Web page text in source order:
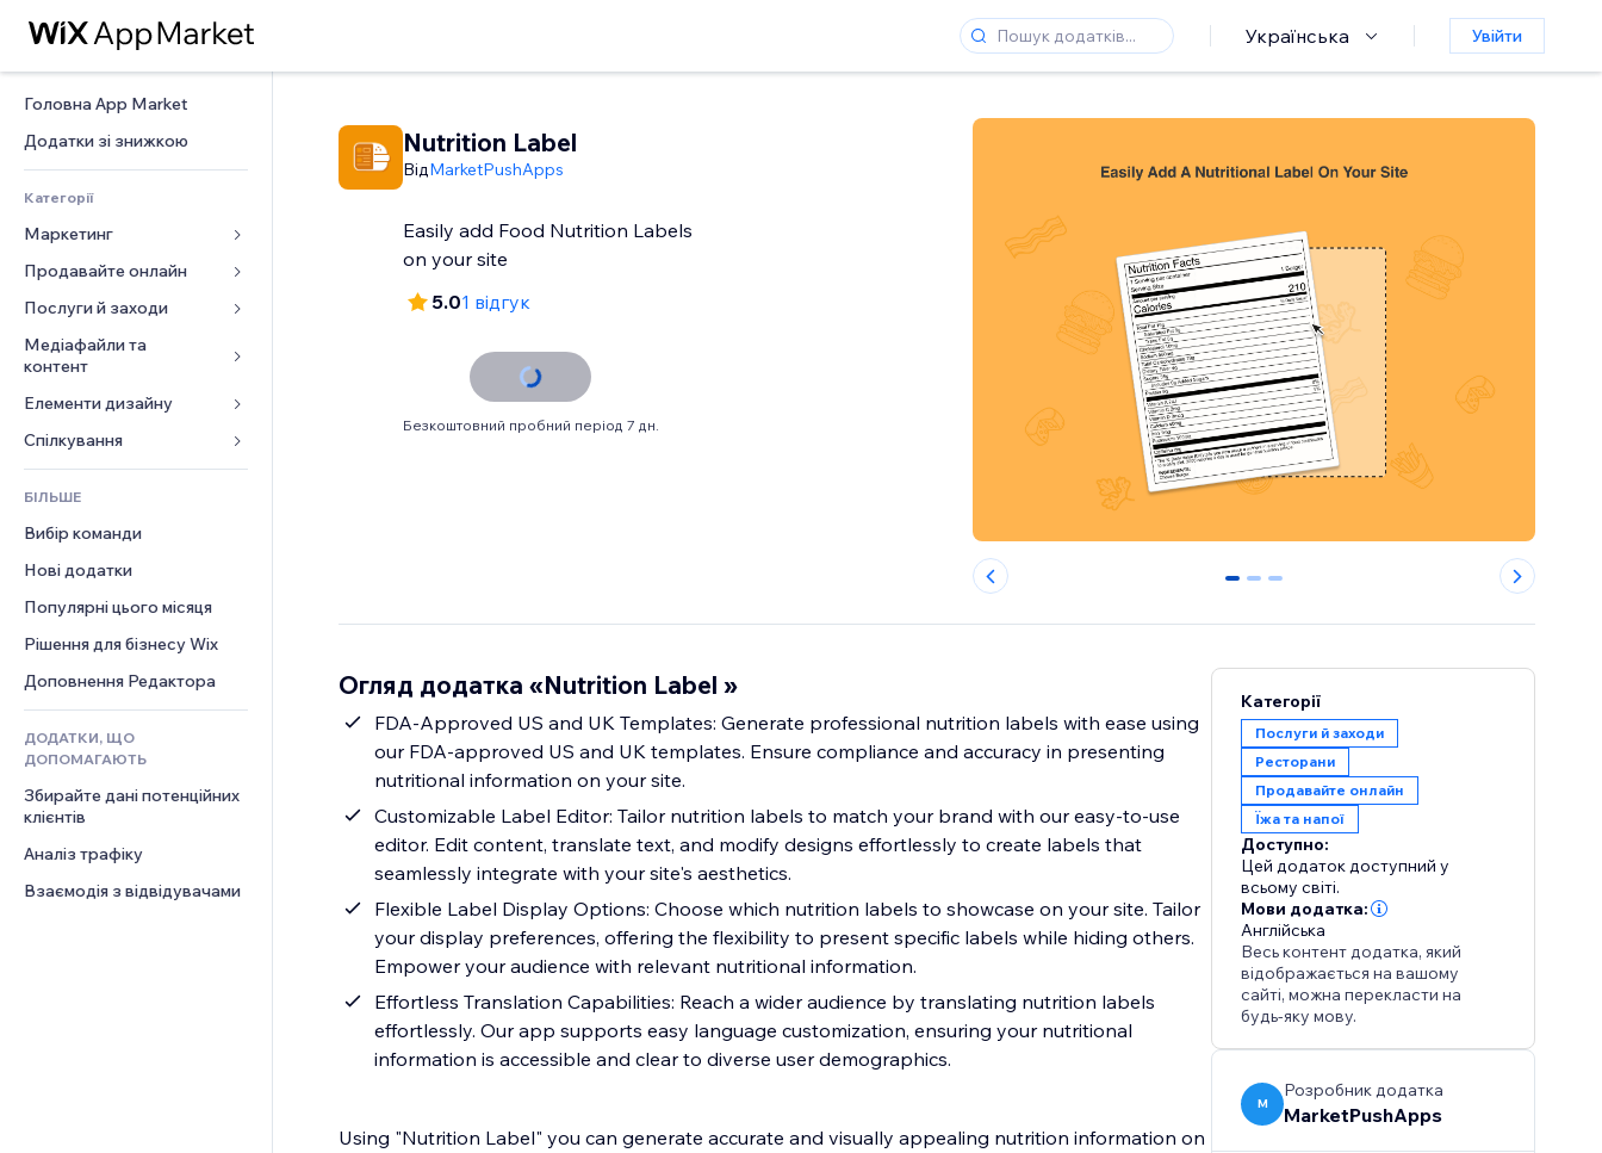
Українська Увійти
Головна App Market
Додатки зі знижкою
Категорії
Маркетинг
Реклама
Мобільний
Аналітика
Соцмережі
SEO
Залучення
Розміщення сайту
Ел. пошта
Конверсія
Продавайте онлайн
Додатки для магазинів
Надсилання та доставка
Кнопки продажу
Онлайн‑курси
Друк на замовлення
Бухгалтерський облік
Купони й лояльність
Рішення для складів
Дропшипінг
Тарифні плани й підписки
Краудфандинг
Їжа та напої
Послуги й заходи
Готелі
Заходи
Ресторани
Нерухомість
Медіафайли та
контент
Галерея
Музика
Подкасти
Фотографія
Відео
PDF
Обмін файлами
Новини
Елементи дизайну
Карти й навігація
Конфіденційність і безпека
Годинник
Шаблони сторінок
Ефекти зображення
Кнопки та меню
Банери та бейджі
Калькулятори
Пошук
Погода
Графіки й таблиці
Форми
Опитування
Чат
Коментарі
Телефон
Спільнота
Відгуки
CRM
БІЛЬШЕ
Вибір команди
Нові додатки
Популярні цього місяця
Рішення для бізнесу Wix
Доповнення Редактора
ДОДАТКИ, ЩО
ДОПОМАГАЮТЬ
Збирайте дані потенційних
клієнтів
Аналіз трафіку
Взаємодія з відвідувачами
Nutrition Label
ВідMarketPushApps
Easily add Food Nutrition Labels
on your site
5.01 відгук
Безкоштовний пробний період 7 дн.
0 1 2
Огляд додатка «Nutrition Label »
FDA-Approved US and UK Templates: Generate professional nutrition labels with ease using
our FDA-approved US and UK templates. Ensure compliance and accuracy in presenting
nutritional information on your site.
Customizable Label Editor: Tailor nutrition labels to match your brand with our easy-to-use
editor. Edit content, translate text, and modify designs effortlessly to create labels that
seamlessly integrate with your site's aesthetics.
Flexible Label Display Options: Choose which nutrition labels to showcase on your site. Tailor
your display preferences, offering the flexibility to present specific labels while hiding others.
Empower your audience with relevant nutritional information.
Effortless Translation Capabilities: Reach a wider audience by translating nutrition labels
effortlessly. Our app supports easy language customization, ensuring your nutritional
information is accessible and clear to diverse user demographics.
Using "Nutrition Label" you can generate accurate and visually appealing nutrition information on
Категорії
Послуги й заходи
Ресторани
Продавайте онлайн
Їжа та напої
Доступно:
Цей додаток доступний у
всьому світі.
Мови додатка:
Англійська
Весь контент додатка, який
відображається на вашому
сайті, можна перекласти на
будь-яку мову.
M
Розробник додатка
MarketPushApps